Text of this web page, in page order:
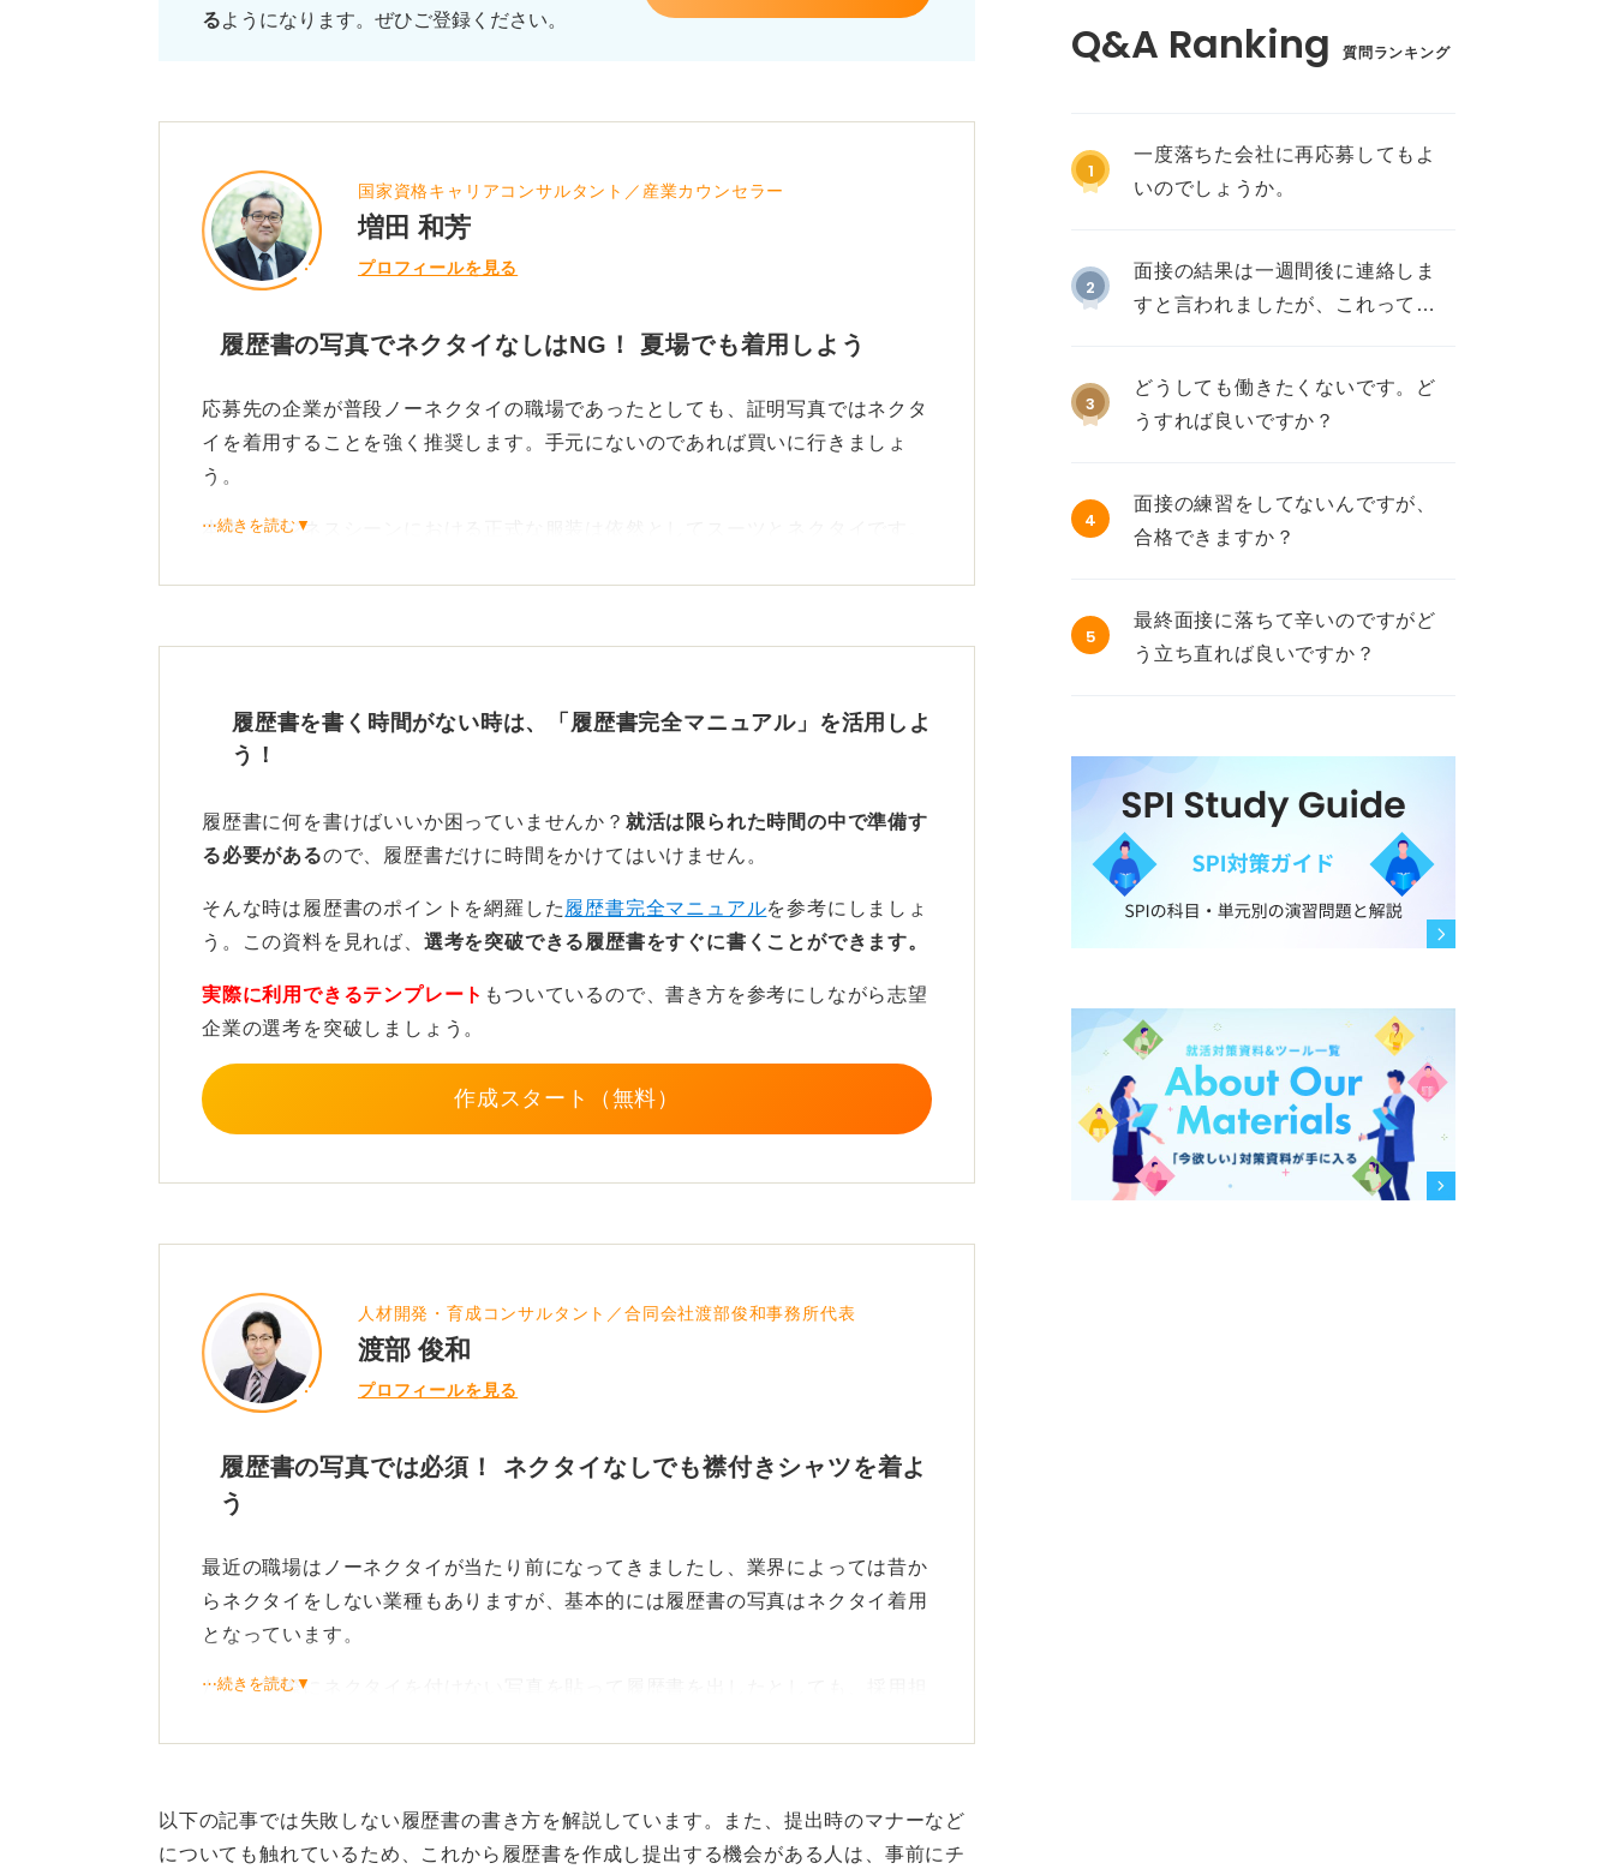
るようになります。ぜひご登録ください。
国家資格キャリアコンサルタント／産業カウンセラー
増田 和芳
プロフィールを見る
履歴書の写真でネクタイなしはNG！ 夏場でも着用しよう
応募先の企業が普段ノーネクタイの職場であったとしても、証明写真ではネクタ
イを着用することを強く推奨します。手元にないのであれば買いに行きましょ
う。
本来、ビジネスシーンにおける正式な服装は依然としてスーツとネクタイです。
夏場だとクールビズでネクタイをしていない人が多いですが、季節に合わせてそ
が良いと思います。
ネクタイはマナーを表す！ どのような会社でも着用しておこう
あるという印象を残すことができます。着こなし次第ではだらしなく見えること
もあるので注意しましょう。
ビジネスカジュアルでやっているという会社であっても、写真を使うことは多い
と思うので、ネクタイは着用しておきましょう。わからない場合は、紳士服屋さ
⋯続きを読む▼
履歴書を書く時間がない時は、「履歴書完全マニュアル」を活用しよ
う！
履歴書に何を書けばいいか困っていませんか？ 就活は限られた時間の中で準備す
る必要があるので、履歴書だけに時間をかけてはいけません。
そんな時は履歴書のポイントを網羅した 履歴書完全マニュアルを参考にしましょ
う。この資料を見れば、 選考を突破できる履歴書をすぐに書くことができます。
実際に利用できるテンプレート もついているので、書き方を参考にしながら志望
企業の選考を突破しましょう。
作成スタート（無料）
人材開発・育成コンサルタント／合同会社渡部俊和事務所代表
渡部 俊和
プロフィールを見る
履歴書の写真では必須！ ネクタイなしでも襟付きシャツを着よ
う
最近の職場はノーネクタイが当たり前になってきましたし、業界によっては昔か
らネクタイをしない業種もありますが、基本的には履歴書の写真はネクタイ着用
となっています。
ただ、実際にネクタイを付けない写真を貼って履歴書を出したとしても、採用担
うのが歴史的にあります。同様に、どうしてもネクタイなしで履歴書を出すとす
れば、せめて襟付きのドレスシャツの着用は最低限必要ではないかと思います。
⋯続きを読む▼
以下の記事では失敗しない履歴書の書き方を解説しています。また、提出時のマナーなど
についても触れているため、これから履歴書を作成し提出する機会がある人は、事前にチ
質問ランキング
1
一度落ちた会社に再応募してもよ
いのでしょうか。
2
面接の結果は一週間後に連絡しま
すと言われましたが、これって不
3
どうしても働きたくないです。ど
うすれば良いですか？
4
面接の練習をしてないんですが、
合格できますか？
5
最終面接に落ちて辛いのですがど
う立ち直れば良いですか？